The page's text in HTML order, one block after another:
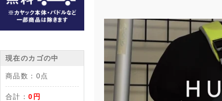
現在のカゴの中
商品数： 0点
合計：0円